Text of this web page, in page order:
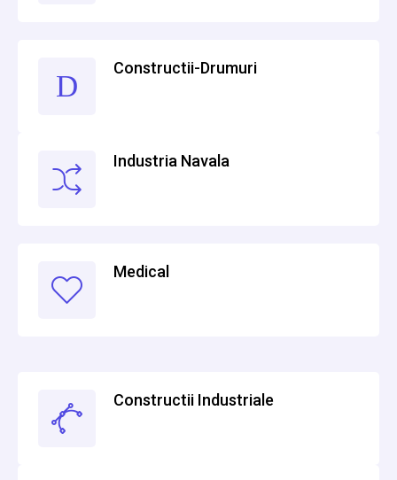
Constructii-Drumuri
Industria Navala
Medical
Constructii Industriale